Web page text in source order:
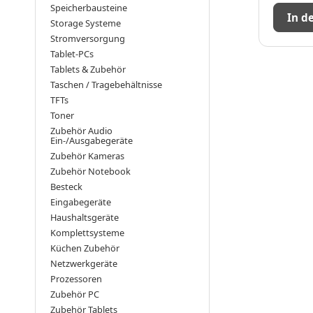
In
Speicherbausteine
Storage Systeme
Stromversorgung
Tablet-PCs
Tablets & Zubehör
Taschen / Tragebehältnisse
TFTs
Toner
Zubehör Audio
Ein-/Ausgabegeräte
Zubehör Kameras
Zubehör Notebook
Besteck
Eingabegeräte
Haushaltsgeräte
Komplettsysteme
Küchen Zubehör
Netzwerkgeräte
Prozessoren
Zubehör PC
Zubehör Tablets